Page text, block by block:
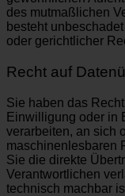
des mutmaßlichen
besteht
oder gerichtlicher
Recht auf
Sie haben das
Einwilligung oder in
verarbeiten, an sich
maschinenlesbaren
Sie die direkte
Verantwortlichen
technisch machbar